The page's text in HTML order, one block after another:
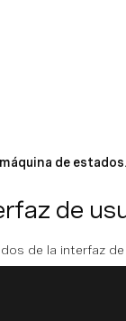
máquina de estados.
de
de la interfaz de